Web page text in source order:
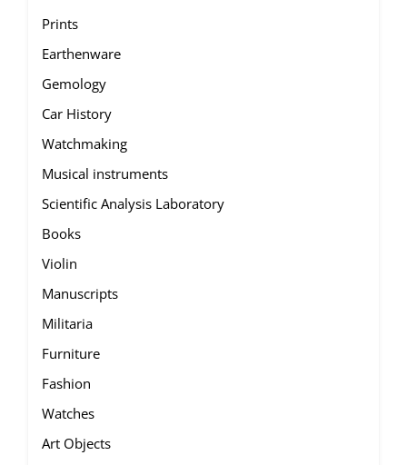
Prints
Earthenware
Gemology
Car History
Watchmaking
Musical instruments
Scientific Analysis Laboratory
Books
Violin
Manuscripts
Militaria
Furniture
Fashion
Watches
Art Objects